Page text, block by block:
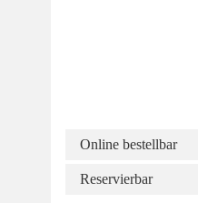
Online bestellbar
Reservierbar